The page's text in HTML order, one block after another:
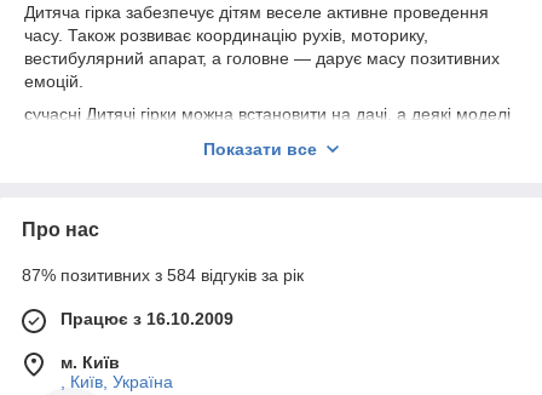
Дитяча гірка забезпечує дітям веселе активне проведення
часу. Також розвиває координацію рухів, моторику,
вестибулярний апарат, а головне — дарує масу позитивних
емоцій.
сучасні Дитячі гірки можна встановити на дачі, а деякі моделі
Вони відрізняються між собою матеріалом, конструкцією,
Дитячі пластикові моделі — легкі і прості у догляді. З
усіх різновидів гірок, саме пластикові найбільш доступні
за ціною. Вони безпечні для дітей та виконані в
Показати все
Про нас
87% позитивних з 584 відгуків за рік
Працює з 16.10.2009
м. Київ
, Київ, Україна